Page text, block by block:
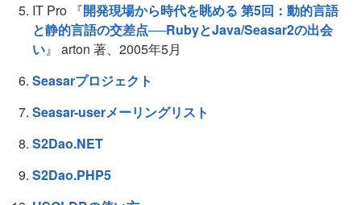
IT Pro 『開発現場から時代を眺める 第5回：動的言語
と静的言語の交差点──RubyとJava/Seasar2の出会
い』 arton 著、2005年5月
Seasarプロジェクト
Seasar-userメーリングリスト
S2Dao.NET
S2Dao.PHP5